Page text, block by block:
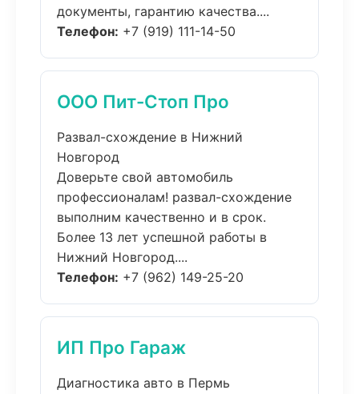
документы, гарантию качества....
Телефон: +7 (919) 111-14-50
ООО Пит-Стоп Про
Развал-схождение в Нижний
Новгород
Доверьте свой автомобиль
профессионалам! развал-схождение
выполним качественно и в срок.
Более 13 лет успешной работы в
Нижний Новгород....
Телефон: +7 (962) 149-25-20
ИП Про Гараж
Диагностика авто в Пермь